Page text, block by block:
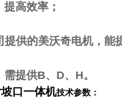
高效率；
的美沃奇电机，能提
提供B、D、H。
口一体机技术参数：